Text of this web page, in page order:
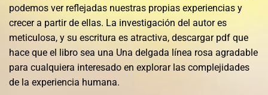
podemos ver reflejadas nuestras propias experiencias y
crecer a partir de ellas. La investigación del autor es
meticulosa, y su escritura es atractiva, descargar pdf que
hace que el libro sea una Una delgada línea rosa agradable
para cualquiera interesado en explorar las complejidades
de la experiencia humana.